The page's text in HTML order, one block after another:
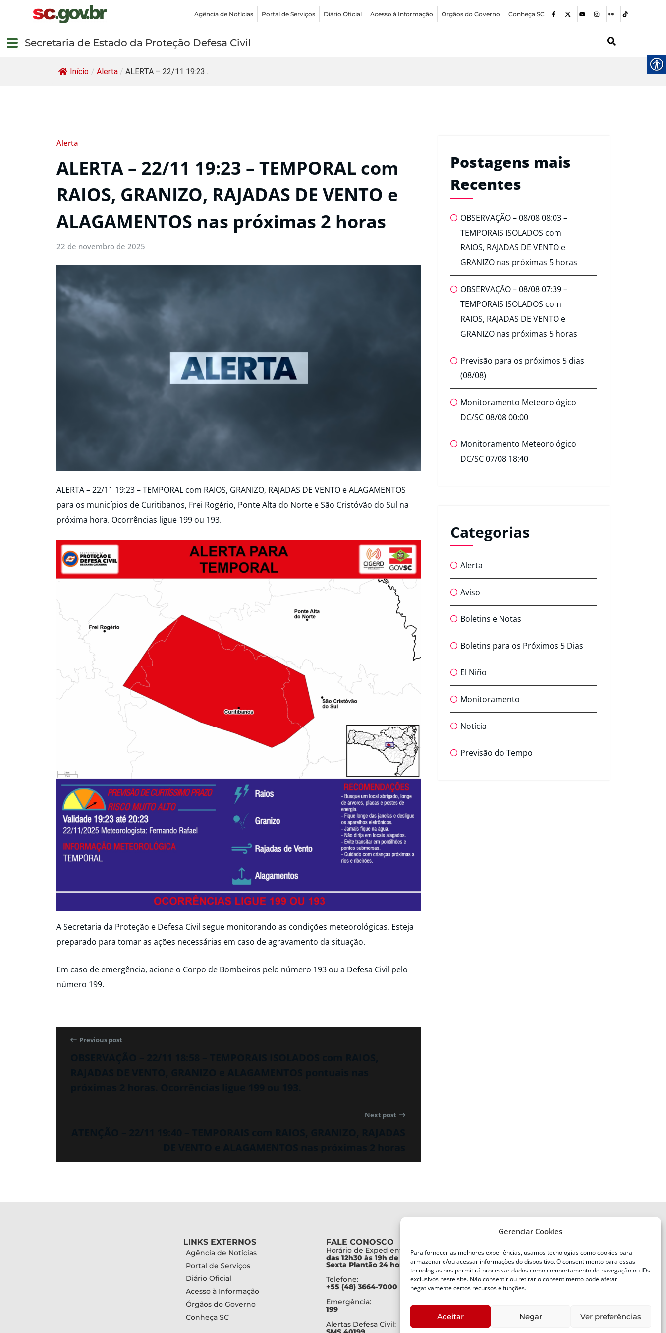
Gerenciar Cookies
Para fornecer as melhores experiências, usamos tecnologias como cookies para
armazenar e/ou acessar informações do dispositivo. O consentimento para essas
tecnologias nos permitirá processar dados como comportamento de navegação ou IDs
exclusivos neste site. Não consentir ou retirar o consentimento pode afetar
negativamente certos recursos e funções.
Aceitar Negar Ver preferências
Agência de Notícias Portal de Serviços Diário Oficial Acesso à Informação Órgãos do Governo Conheça SC
Secretaria de Estado da Proteção Defesa Civil
Início / Alerta / ALERTA – 22/11 19:23...
Alerta
ALERTA – 22/11 19:23 – TEMPORAL com
RAIOS, GRANIZO, RAJADAS DE VENTO e
ALAGAMENTOS nas próximas 2 horas
22 de novembro de 2025
ALERTA – 22/11 19:23 – TEMPORAL com RAIOS, GRANIZO, RAJADAS DE VENTO e ALAGAMENTOS
para os municípios de Curitibanos, Frei Rogério, Ponte Alta do Norte e São Cristóvão do Sul na
próxima hora. Ocorrências ligue 199 ou 193.
A Secretaria da Proteção e Defesa Civil segue monitorando as condições meteorológicas. Esteja
preparado para tomar as ações necessárias em caso de agravamento da situação.
Em caso de emergência, acione o Corpo de Bombeiros pelo número 193 ou a Defesa Civil pelo
número 199.
Previous post
Next post
Postagens mais
Recentes
OBSERVAÇÃO – 08/08 08:03 –
TEMPORAIS ISOLADOS com
RAIOS, RAJADAS DE VENTO e
GRANIZO nas próximas 5 horas
OBSERVAÇÃO – 08/08 07:39 –
TEMPORAIS ISOLADOS com
RAIOS, RAJADAS DE VENTO e
GRANIZO nas próximas 5 horas
Previsão para os próximos 5 dias
(08/08)
Monitoramento Meteorológico
DC/SC 08/08 00:00
Monitoramento Meteorológico
DC/SC 07/08 18:40
Categorias
Alerta
Aviso
Boletins e Notas
Boletins para os Próximos 5 Dias
El Niño
Monitoramento
Notícia
Previsão do Tempo
LINKS EXTERNOS
Agência de Notícias
Portal de Serviços
Diário Oficial
Acesso à Informação
Órgãos do Governo
Conheça SC
FALE CONOSCO
Horário de Expediente:
das 12h30 às 19h de Segunda a
Sexta Plantão 24 horas diariamente
Telefone:
+55 (48) 3664-7000
Emergência:
199
Alertas Defesa Civil:
Defesa Civil do Estado de Santa
Catarina
Av. Ivo Silveira, nº 2320
Bairro:
Capoeiras, Florianópolis, SC
88085-001